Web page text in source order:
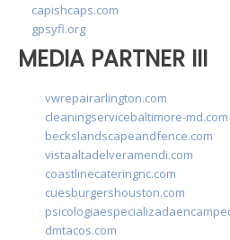
capishcaps.com
gpsyfl.org
MEDIA PARTNER III
vwrepairarlington.com
cleaningservicebaltimore-md.com
beckslandscapeandfence.com
vistaaltadelveramendi.com
coastlinecateringnc.com
cuesburgershouston.com
dmtacos.com